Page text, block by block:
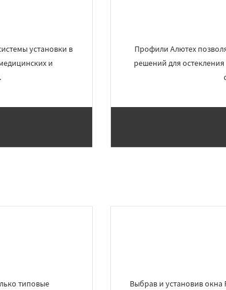
×
установки в
и
Профили Алютех
решений для
типовые
Выбрав и установив
×